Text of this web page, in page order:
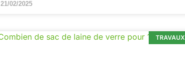
21/02/2025
TRAVAUX